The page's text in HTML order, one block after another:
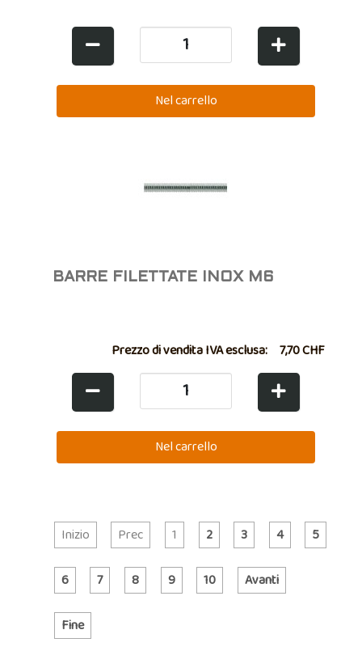
BARRE FILETTATE INOX M6
Prezzo di vendita IVA esclusa: 7,70 CHF
Inizio Prec 1 2 3 4 5
6 7 8 9 10 Avanti
Fine